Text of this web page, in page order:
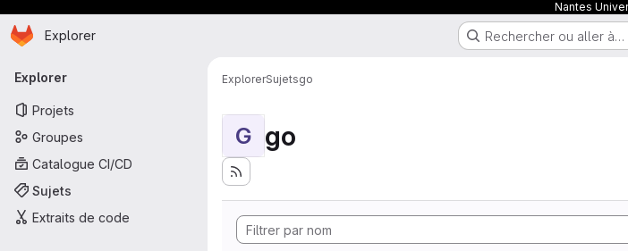
Nantes
Passer au contenu principal
Page d'accueil
Explorer Rechercher ou aller à…
Navigation principale
Explorer
Projets
Groupes
Catalogue CI/CD
Sujets
Extraits de code
ExplorerSujetsgo
G go